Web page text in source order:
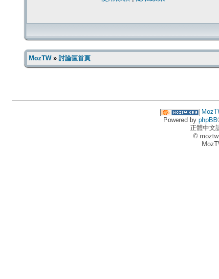
MozTW» 討論區首頁
Powered by phpBB
正體中文
©